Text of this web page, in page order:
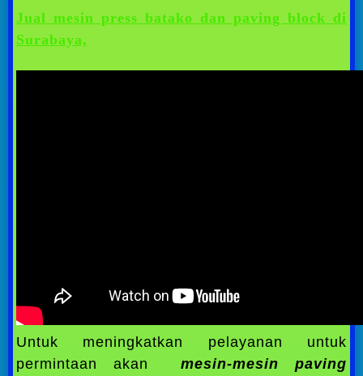
Jual mesin press batako dan paving block di
Surabaya,
Untuk meningkatkan pelayanan untuk
permintaan akan mesin-mesin paving